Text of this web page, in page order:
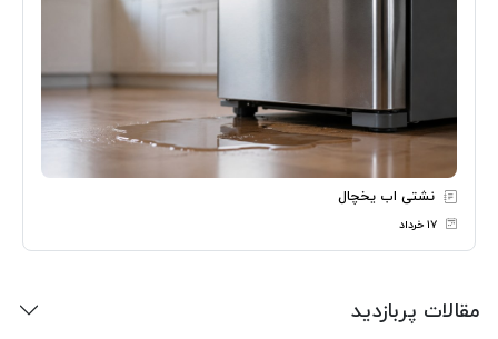
نشتی اب یخچال
۱۷ خرداد
مقالات پربازدید